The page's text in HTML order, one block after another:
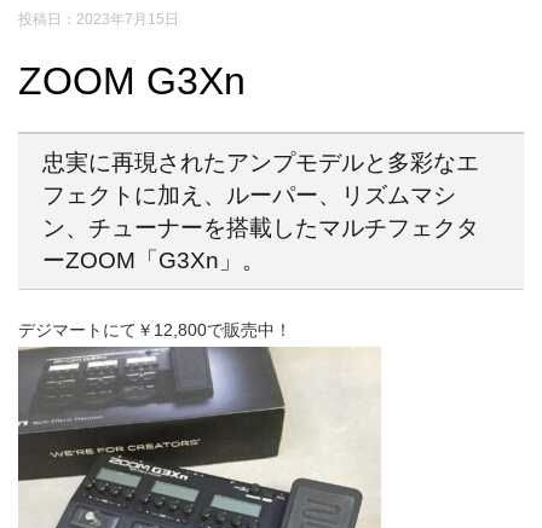
投稿日：2023年7月15日
ZOOM G3Xn
忠実に再現されたアンプモデルと多彩なエ
フェクトに加え、ルーパー、リズムマシ
ン、チューナーを搭載したマルチフェクタ
ーZOOM「G3Xn」。
デジマートにて￥12,800で販売中！